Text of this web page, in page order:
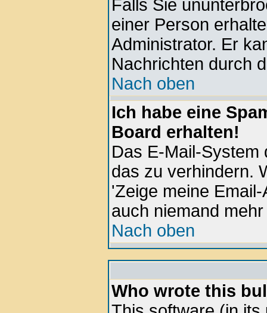
Falls Sie
einer Person
Administrator. Er
Nachrichten durch
Nach oben
Ich habe eine
Board erhalten!
Das E-Mail-System
das zu verhindern.
'Zeige meine
auch niemand
Nach oben
Who wrote this